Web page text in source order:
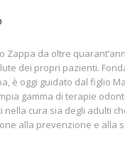
Zappa da oltre
dei propri pazienti.
è oggi guidato dal figlio
gamma di terapie
nella cura sia degli adulti
alla prevenzione e alla